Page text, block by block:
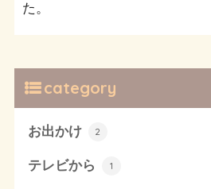
た。
category
お出かけ 2
テレビから 1